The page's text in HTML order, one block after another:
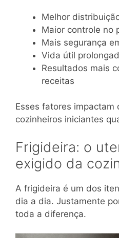
Melhor
Maior controle no
Mais segurança
Vida útil
Resultados mais
receitas
Esses fatores
cozinheiros iniciantes
Frigideira: o
exigido da
A frigideira é um dos
dia a dia. Justamente
toda a diferença.